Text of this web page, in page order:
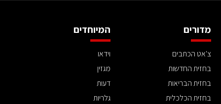
מדורים
צ'אט הכתבים
בחזית החדשות
בחזית הבריאות
בחזית הכלכלית
המיוחדים
וידאו
מגזין
דעות
גלריות